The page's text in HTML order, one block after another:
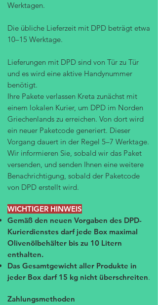
Werktagen.
Die übliche Lieferzeit mit DPD beträgt etwa
10–15 Werktage.
Lieferungen mit DPD sind von Tür zu Tür
und es wird eine aktive Handynummer
benötigt.
Ihre Pakete verlassen Kreta zunächst mit
einem lokalen Kurier, um DPD im Norden
Griechenlands zu erreichen. Von dort wird
ein neuer Paketcode generiert. Dieser
Vorgang dauert in der Regel 5–7 Werktage.
Wir informieren Sie, sobald wir das Paket
versenden, und senden Ihnen eine weitere
Benachrichtigung, sobald der Paketcode
von DPD erstellt wird.
WICHTIGER HINWEIS
Gemäß den neuen Vorgaben des DPD-
Kurierdienstes darf jede Box maximal
Olivenölbehälter bis zu 10 Litern
enthalten.
Das Gesamtgewicht aller Produkte in
jeder Box darf 15 kg nicht überschreiten.
Zahlungsmethoden